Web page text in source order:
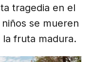
tragedia en el
se mueren
fruta madura.